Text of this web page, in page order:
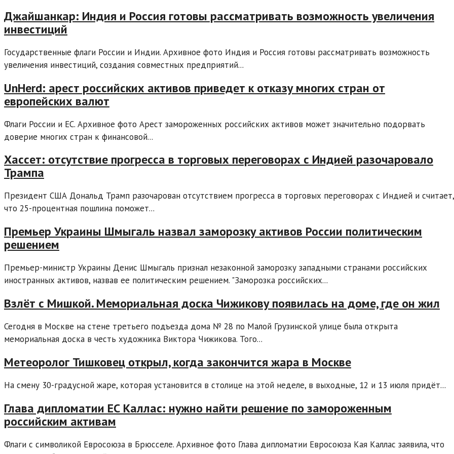
Джайшанкар: Индия и Россия готовы рассматривать возможность увеличения
инвестиций
Государственные флаги России и Индии. Архивное фото Индия и Россия готовы рассматривать возможность
увеличения инвестиций, создания совместных предприятий...
UnHerd: арест российских активов приведет к отказу многих стран от
европейских валют
Флаги России и ЕС. Архивное фото Арест замороженных российских активов может значительно подорвать
доверие многих стран к финансовой...
Хассет: отсутствие прогресса в торговых переговорах с Индией разочаровало
Трампа
Президент США Дональд Трамп разочарован отсутствием прогресса в торговых переговорах с Индией и считает,
что 25-процентная пошлина поможет...
Премьер Украины Шмыгаль назвал заморозку активов России политическим
решением
Премьер-министр Украины Денис Шмыгаль признал незаконной заморозку западными странами российских
иностранных активов, назвав ее политическим решением. "Заморозка российских...
Взлёт с Мишкой. Мемориальная доска Чижикову появилась на доме, где он жил
Сегодня в Москве на стене третьего подъезда дома № 28 по Малой Грузинской улице была открыта
мемориальная доска в честь художника Виктора Чижикова. Того...
Метеоролог Тишковец открыл, когда закончится жара в Москве
На смену 30-градусной жаре, которая установится в столице на этой неделе, в выходные, 12 и 13 июля придёт...
Глава дипломатии ЕС Каллас: нужно найти решение по замороженным
российским активам
Флаги с символикой Евросоюза в Брюсселе. Архивное фото Глава дипломатии Евросоюза Кая Каллас заявила, что